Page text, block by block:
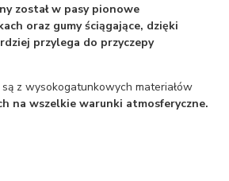
został w pasy pionowe
oraz gumy ściągające, dzięki
przylega do przyczepy
z wysokogatunkowych materiałów
na wszelkie warunki atmosferyczne.